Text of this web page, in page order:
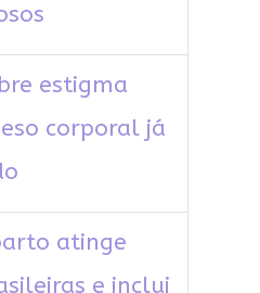
estigma
corporal já
atinge
e inclui